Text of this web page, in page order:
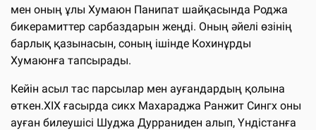
мен оның ұлы Хумаюн Панипат шайқасында Роджа
бикерамиттер сарбаздарын жеңді. Оның әйелі өзінің
барлық қазынасын, соның ішінде Кохинұрды
Хумаюнға тапсырады.
Кейін асыл тас парсылар мен ауғандардың қолына
өткен.ХІХ ғасырда сикх Махараджа Ранжит Сингх оны
ауған билеушісі Шуджа Дурраниден алып, Үндістанға